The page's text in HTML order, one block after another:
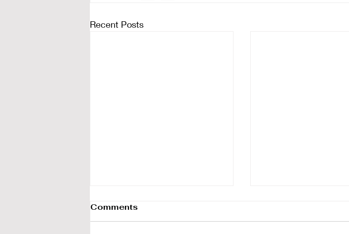
Recent Posts
Comments